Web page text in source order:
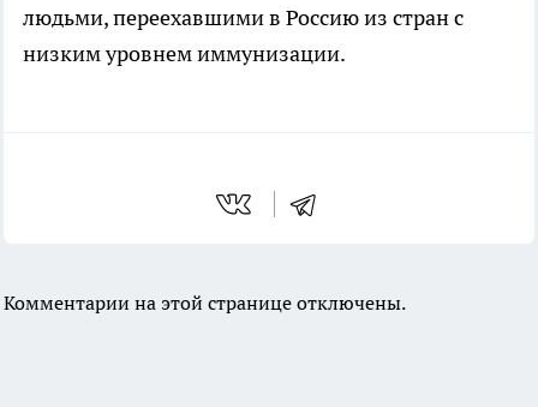
людьми, переехавшими в Россию из стран с
низким уровнем иммунизации.
Комментарии на этой странице отключены.